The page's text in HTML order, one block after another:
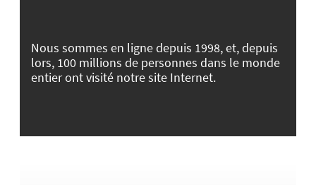
Nous sommes en ligne depuis 1998, et, depuis
lors, 100 millions de personnes dans le monde
entier ont visité notre site Internet.